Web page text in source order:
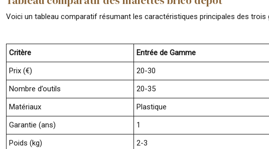
Voici un tableau comparatif résumant les caractéristiques principales des trois
Critère Entrée de Gamme
Prix (€)
20-30
Nombre d’outils
20-35
Matériaux
Plastique
Garantie (ans)
1
Poids (kg)
2-3